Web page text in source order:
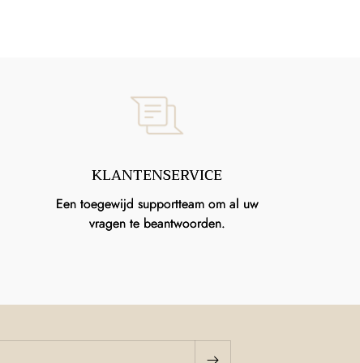
KLANTENSERVICE
Een toegewijd supportteam om al uw
vragen te beantwoorden.